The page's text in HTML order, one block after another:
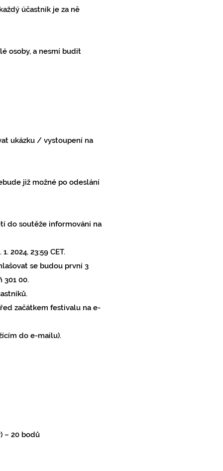
účastník je za ně
osoby, a nesmí budit
ukázku / vystoupení na
již možné po odeslání
do soutěže informováni na
2024, 23:59 CET.
se budou první 3
301 00.
začátkem festivalu na e-
do e-mailu).
– 20 bodů